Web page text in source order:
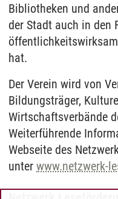
Bibliotheken und
der Stadt auch in den
hat.
Der Verein wird von
Bildungsträger,
Wirtschaftsverbände
Weiterführende
Webseite des
unter www.netzwerk-